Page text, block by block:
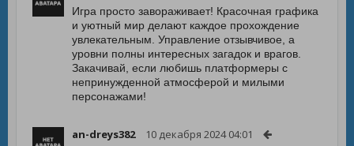
Игра просто завораживает! Красочная графика
и уютный мир делают каждое прохождение
увлекательным. Управление отзывчивое, а
уровни полны интересных загадок и врагов.
Закачивай, если любишь платформеры с
непринужденной атмосферой и милыми
персонажами!
an-dreys382 10 декабря 2024 04:01